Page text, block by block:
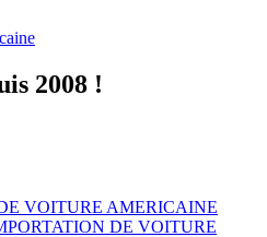
2008 !
VOITURE AMERICAINE
DE VOITURE